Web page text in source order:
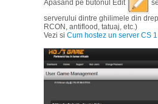
Apasand pe butonul Edit
serverului dintre ghilimele din
RCON, antiflood, tatuaj, etc.)
Vezi si Cum hostez un server CS